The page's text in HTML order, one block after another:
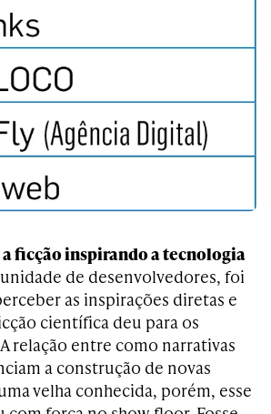
a ficção inspirando a tecnologia
de desenvolvedores, foi
as inspirações diretas e
científica deu para os
relação entre como narrativas
a construção de novas
velha conhecida, porém, esse